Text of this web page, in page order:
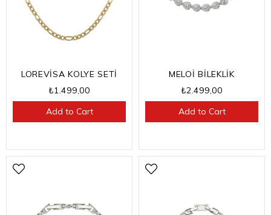
LOREVİSA KOLYE SETİ
₺1.499,00
Add to Cart
MELOİ BİLEKLİK
₺2.499,00
Add to Cart